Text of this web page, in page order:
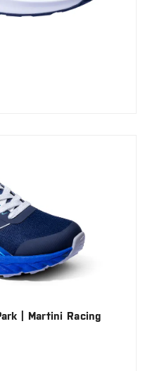
| Martini Racing